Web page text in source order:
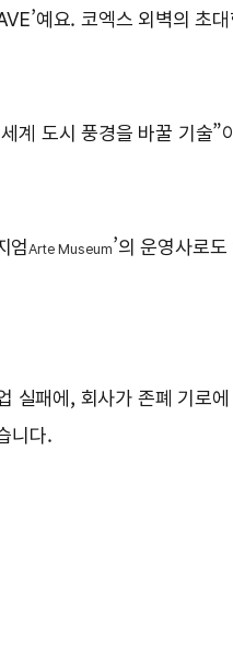
예요. 코엑스 외벽의 초
도시 풍경을 바꿀 기술”
엄Arte Museum’의 운영사로
패에, 회사가 존폐 기로
니다.